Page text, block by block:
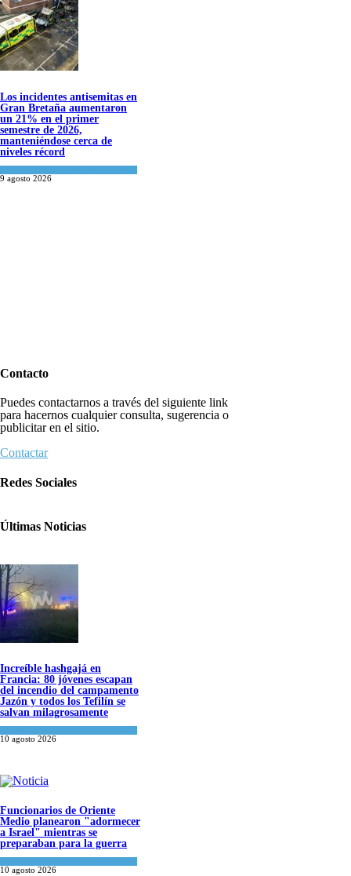
Los incidentes antisemitas en
Gran Bretaña aumentaron
un 21% en el primer
semestre de 2026,
manteniéndose cerca de
niveles récord
9 agosto 2026
Contacto
Puedes contactarnos a través del siguiente link
para hacernos cualquier consulta, sugerencia o
publicitar en el sitio.
Contactar
Redes Sociales
Últimas Noticias
Increíble hashgajá en
Francia: 80 jóvenes escapan
del incendio del campamento
Jazón y todos los Tefilín se
salvan milagrosamente
10 agosto 2026
Funcionarios de Oriente
Medio planearon "adormecer
a Israel" mientras se
preparaban para la guerra
10 agosto 2026